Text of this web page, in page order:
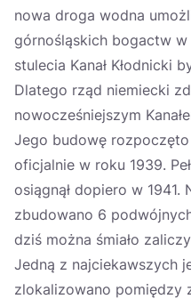
nowa droga wodna
górnośląskich bogactw w
stulecia Kanał Kłodnicki
Dlatego rząd niemiecki
nowocześniejszym
Jego budowę
oficjalnie w roku 1939.
osiągnął dopiero w 1941.
zbudowano 6
dziś można śmiało
Jedną z najciekawszych
zlokalizowano pomiędzy